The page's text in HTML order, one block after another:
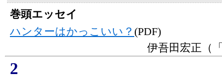
巻頭エッセイ
ハンターはかっこいい？ (PDF)
伊吾田宏正（
2